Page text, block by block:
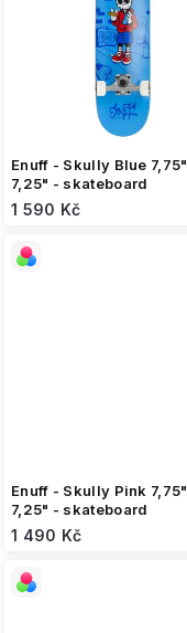
Enuff - Skully Blue
7,25" - skateboard
1 590 Kč
Enuff - Skully Pink
7,25" - skateboard
1 490 Kč